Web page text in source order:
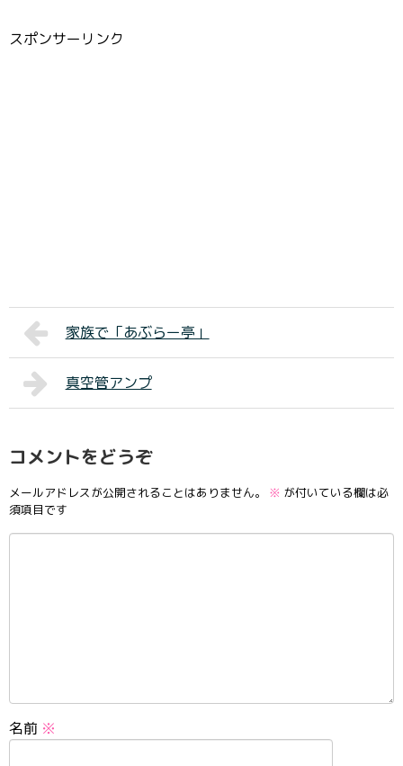
スポンサーリンク
家族で「あぶらー亭」
真空管アンプ
コメントをどうぞ
メールアドレスが公開されることはありません。 ※ が付いている欄は必
須項目です
名前 ※